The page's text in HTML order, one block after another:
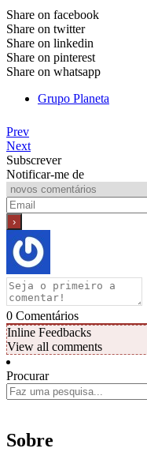
Share on facebook
Share on twitter
Share on linkedin
Share on pinterest
Share on whatsapp
Grupo Planeta
Prev
Next
Subscrever
Notificar-me de
0 Comentários
Inline Feedbacks
View all comments
Procurar
Sobre